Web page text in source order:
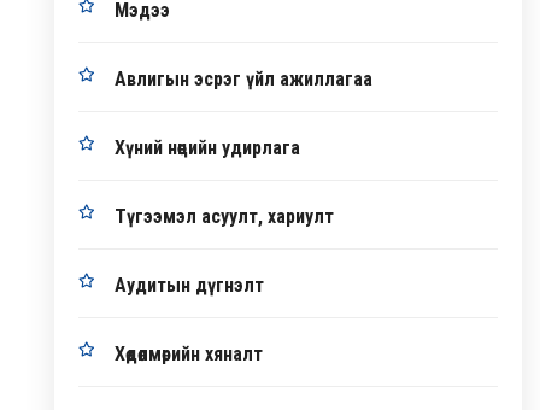
Мэдээ
Авлигын эсрэг үйл ажиллагаа
Хүний нөөцийн удирлага
Түгээмэл асуулт, хариулт
Аудитын дүгнэлт
Хөдөлмөрийн хяналт